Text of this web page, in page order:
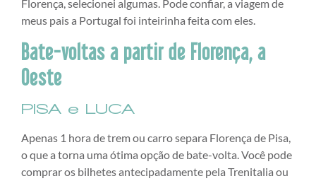
Florença, selecionei algumas. Pode confiar, a viagem de
meus pais a Portugal foi inteirinha feita com eles.
Bate-voltas a partir de Florença, a
Oeste
PISAe LUCA
Apenas 1 hora de trem ou carro separa Florença de Pisa,
o que a torna uma ótima opção de bate-volta. Você pode
comprar os bilhetes antecipadamente pela Trenitalia ou